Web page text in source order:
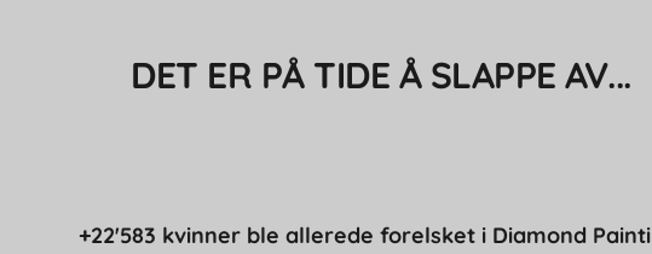
DET ER PÅ TIDE Å SLAPPE AV...
+22'583 kvinner ble allerede forelsket i Diamond